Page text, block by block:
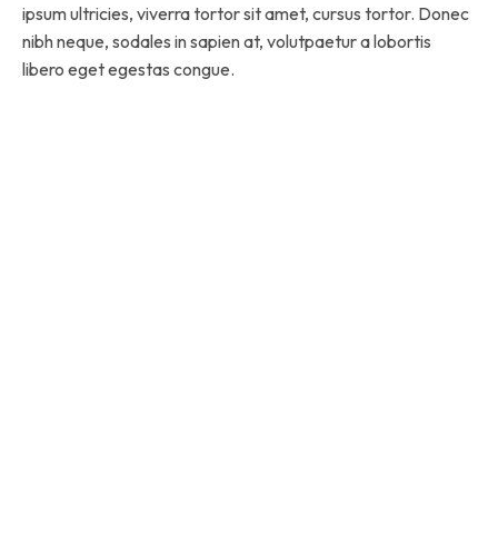
ipsum ultricies, viverra tortor sit amet, cursus tortor. Donec
nibh neque, sodales in sapien at, volutpaetur a lobortis
libero eget egestas congue.